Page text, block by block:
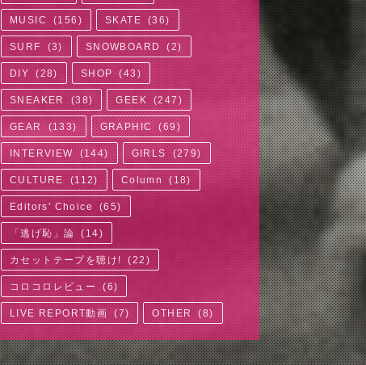
MUSIC (156 ) SKATE (36)
SURF (3) SNOWBOARD (2)
DIY (28) SHOP (43)
SNEAKER (38) GEEK (247)
GEAR (133) GRAPHIC (69)
INTERVIEW (144) GIRLS (279)
CULTURE (112) Column (18)
Editors' Choice (65)
「逃げ恥」論 ( 14)
カセットテープを聴け! (22 )
コロコロレビュー (6)
LIVE REPORT動画 (7) OTHER (8)